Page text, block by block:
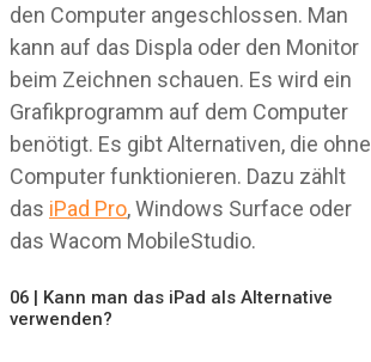
den Computer angeschlossen. Man
kann auf das Displa oder den Monitor
beim Zeichnen schauen. Es wird ein
Grafikprogramm auf dem Computer
benötigt. Es gibt Alternativen, die ohne
Computer funktionieren. Dazu zählt
das iPad Pro, Windows Surface oder
das Wacom MobileStudio.
06 | Kann man das iPad als Alternative
verwenden?